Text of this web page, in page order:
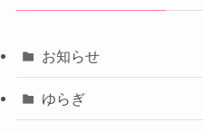
お知らせ
ゆらぎ